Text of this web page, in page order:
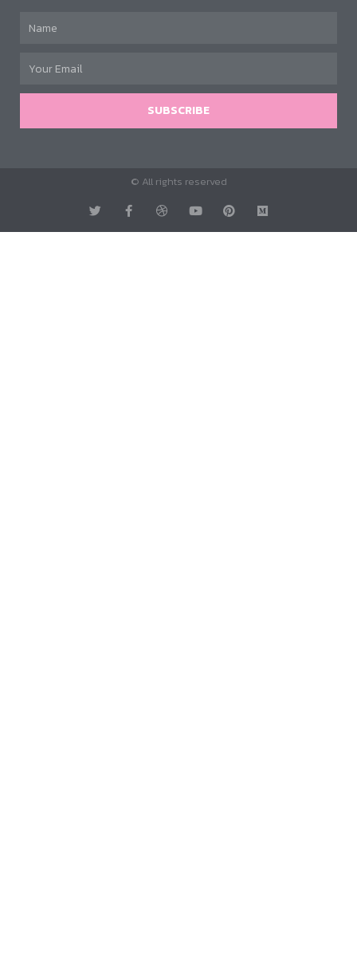
SUBSCRIBE
© All rights reserved